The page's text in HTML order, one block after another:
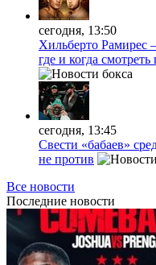
сегодня, 13:50
Хильберто Рамирес
где и когда
сегодня, 13:45
Свести «бабаев»
не против
Все новости
Последние новости